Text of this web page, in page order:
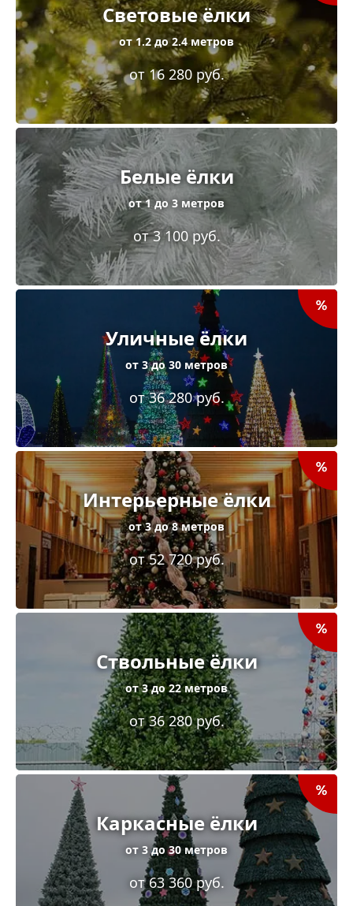
Световые ёлки
от 1.2 до 2.4 метров
от 16 280 руб.
Белые ёлки
от 1 до 3 метров
от 3 100 руб.
Уличные ёлки
от 3 до 30 метров
от 36 280 руб.
Интерьерные ёлки
от 3 до 8 метров
от 52 720 руб.
Ствольные ёлки
от 3 до 22 метров
от 36 280 руб.
Каркасные ёлки
от 3 до 30 метров
от 63 360 руб.